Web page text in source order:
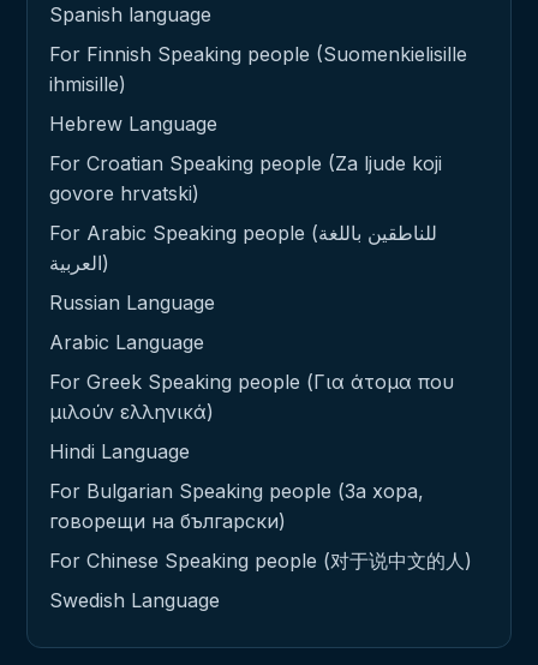
Spanish language
For Finnish Speaking people (Suomenkielisille
ihmisille)
Hebrew Language
For Croatian Speaking people (Za ljude koji
govore hrvatski)
For Arabic Speaking people (للناطقين باللغة
العربية)
Russian Language
Arabic Language
For Greek Speaking people (Για άτομα που
μιλούν ελληνικά)
Hindi Language
For Bulgarian Speaking people (За хора,
говорещи на български)
For Chinese Speaking people (对于说中文的人)
Swedish Language